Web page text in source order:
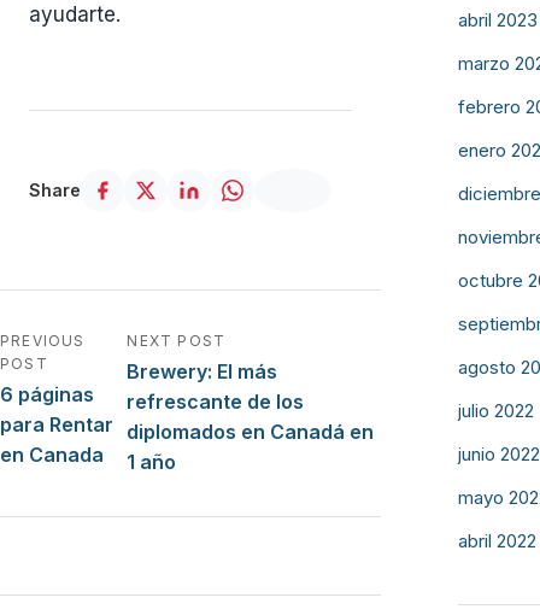
ayudarte.
Share
Navegación de entradas
PREVIOUS
POST
6 páginas
para Rentar
en Canada
NEXT POST
Brewery: El más
refrescante de los
diplomados en Canadá en
1 año
abril 2023
marzo
febrero
enero
octubre
agosto
julio 2022
junio 2022
mayo
abril 2022